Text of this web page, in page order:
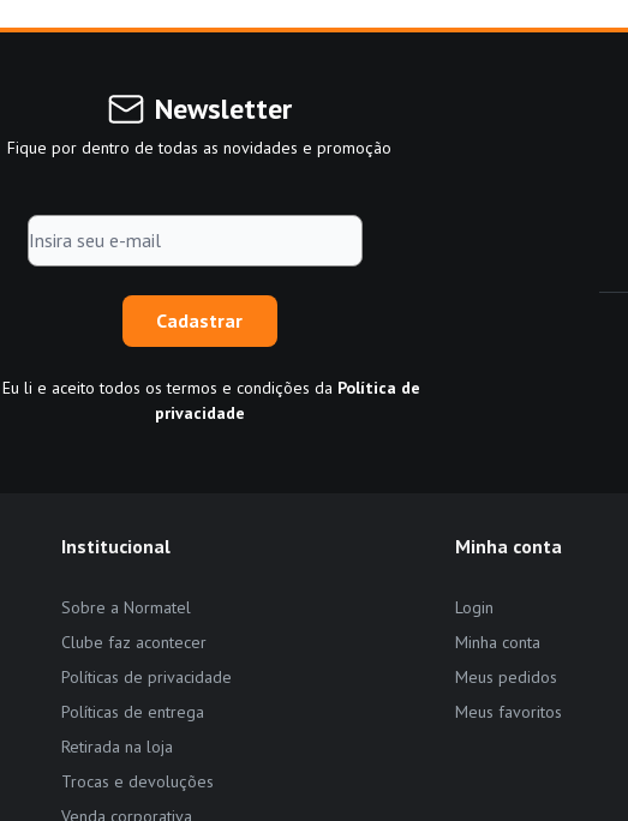
Newsletter
Fique por dentro de todas as novidades e promoção
Cadastrar
Eu li e aceito todos os termos e condições da Política de
privacidade
Institucional
Sobre a Normatel
Clube faz acontecer
Políticas de privacidade
Políticas de entrega
Retirada na loja
Trocas e devoluções
Venda corporativa
Minha conta
Login
Minha conta
Meus pedidos
Meus favoritos